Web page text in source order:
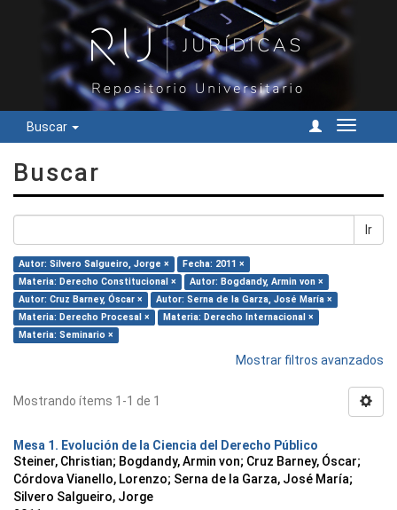
Buscar
Cambiar
Buscar
Ir
Autor: Silvero Salgueiro, Jorge ×
Fecha: 2011 ×
Materia: Derecho Constitucional ×
Autor: Bogdandy, Armin von ×
Autor: Cruz Barney, Óscar ×
Autor: Serna de la Garza, José María ×
Materia: Derecho Procesal ×
Materia: Derecho Internacional ×
Materia: Seminario ×
Mostrar filtros avanzados
Mostrando ítems 1-1 de 1
Mesa 1. Evolución de la Ciencia del Derecho Público
Steiner, Christian; Bogdandy, Armin von; Cruz Barney, Óscar;
Córdova Vianello, Lorenzo; Serna de la Garza, José María;
Silvero Salgueiro, Jorge